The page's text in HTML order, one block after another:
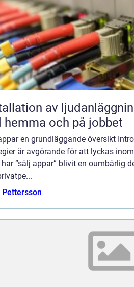
av
hemma och på jobbet
en grundläggande översikt
är avgörande för att lyckas
”sälj appar” blivit en oumbärlig